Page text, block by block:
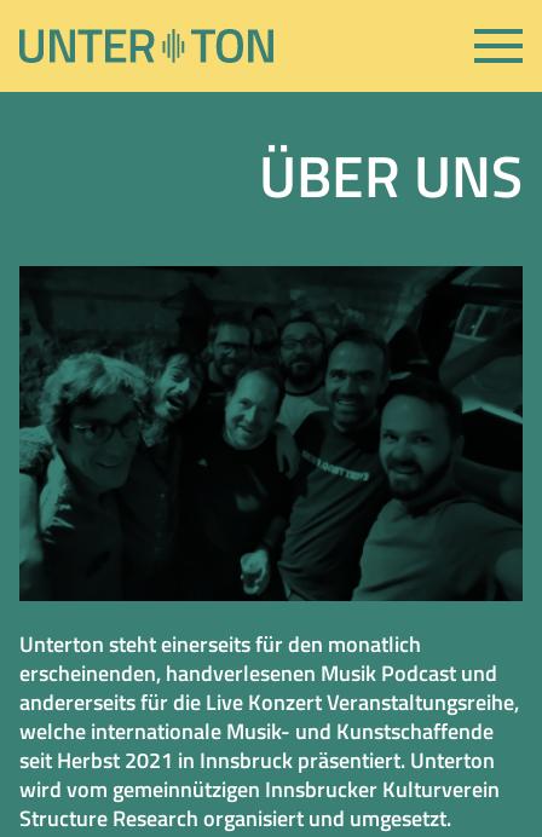
ÜBER UNS
Unterton steht einerseits für den monatlich
erscheinenden, handverlesenen Musik Podcast und
andererseits für die Live Konzert Veranstaltungsreihe,
welche internationale Musik- und Kunstschaffende
seit Herbst 2021 in Innsbruck präsentiert. Unterton
wird vom gemeinnützigen Innsbrucker Kulturverein
Structure Research organisiert und umgesetzt.